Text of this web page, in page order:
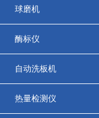
球磨机
酶标仪
自动洗板机
热量检测仪